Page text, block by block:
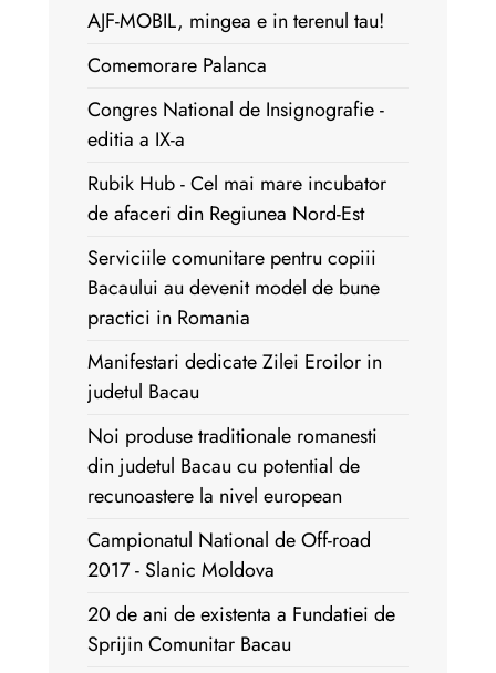
AJF-MOBIL, mingea e in terenul tau!
Comemorare Palanca
Congres National de Insignografie -
editia a IX-a
Rubik Hub - Cel mai mare incubator
de afaceri din Regiunea Nord-Est
Serviciile comunitare pentru copiii
Bacaului au devenit model de bune
practici in Romania
Manifestari dedicate Zilei Eroilor in
judetul Bacau
Noi produse traditionale romanesti
din judetul Bacau cu potential de
recunoastere la nivel european
Campionatul National de Off-road
2017 - Slanic Moldova
20 de ani de existenta a Fundatiei de
Sprijin Comunitar Bacau